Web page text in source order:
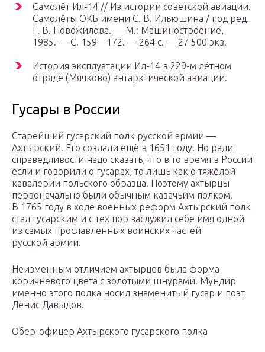
Самолёт Ил-14 // Из истории советской авиации.
Самолёты ОКБ имени С. В. Ильюшина / под ред.
Г. В. Новожилова. — М.: Машиностроение,
1985. — С. 159—172. — 264 с. — 27 500 экз.
История эксплуатации Ил-14 в 229-м лётном
отряде (Мячково) антарктической авиации.
Гусары в России
Старейший гусарский полк русской армии —
Ахтырский. Его создали ещё в 1651 году. Но ради
справедливости надо сказать, что в то время в России
если и говорили о гусарах, то лишь как о тяжёлой
кавалерии польского образца. Поэтому ахтырцы
первоначально были обычным казачьим полком.
В 1765 году в ходе военных реформ Ахтырский полк
стал гусарским и с тех пор заслужил себе имя одной
из самых прославленных воинских частей
русской армии.
Неизменным отличием ахтырцев была форма
коричневого цвета с золотыми шнурами. Мундир
именно этого полка носил знаменитый гусар и поэт
Денис Давыдов.
Обер-офицер Ахтырского гусарского полка